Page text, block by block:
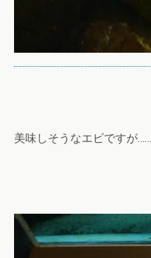
美味しそうなエビですが……